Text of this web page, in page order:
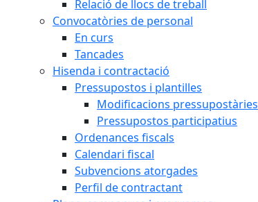
Relació de llocs de treball
Convocatòries de personal
En curs
Tancades
Hisenda i contractació
Pressupostos i plantilles
Modificacions pressupostàries
Pressupostos participatius
Ordenances fiscals
Calendari fiscal
Subvencions atorgades
Perfil de contractant